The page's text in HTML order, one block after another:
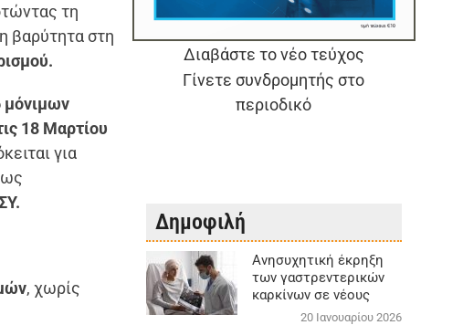
τη
βαρύτητα στη
μόνιμων
18 Μαρτίου
για
, χωρίς
Διαβάστε το νέο τεύχος
Γίνετε συνδρομητής στο
περιοδικό
Δημοφιλή
Aνησυχητική έκρηξη
των γαστρεντερικών
καρκίνων σε νέους
20 Ιανουαρίου 2026